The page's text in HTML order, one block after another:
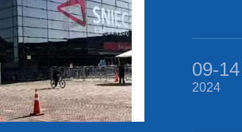
09-14
2024